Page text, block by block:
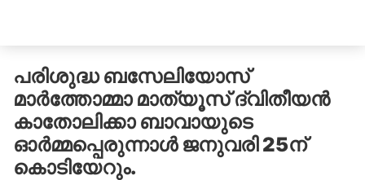
പരിശുദ്ധ ബസേലിയോസ്
മാർത്തോമ്മാ മാത്യൂസ് ദ്വിതീയൻ
കാതോലിക്കാ ബാവായുടെ
ഓർമ്മപ്പെരുന്നാൾ ജനുവരി 25ന്
കൊടിയേറും.